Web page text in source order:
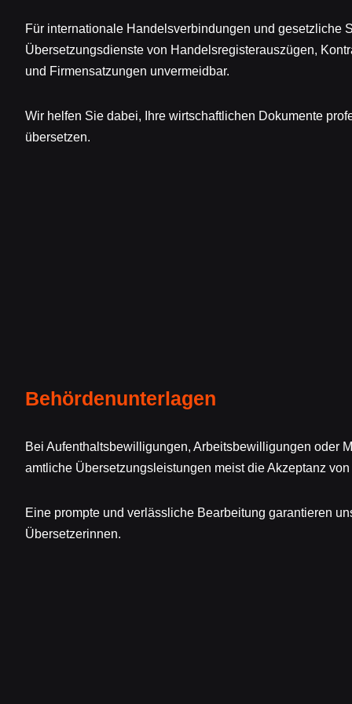
Für internationale Handelsverbindungen und gesetzliche
Übersetzungsdienste von Handelsregisterauszügen,
und Firmensatzungen unvermeidbar.
Wir helfen Sie dabei, Ihre wirtschaftlichen Dokumente
übersetzen.
Behördenunterlagen
Bei Aufenthaltsbewilligungen, Arbeitsbewilligungen oder
amtliche Übersetzungsleistungen meist die Akzeptanz
Eine prompte und verlässliche Bearbeitung garantieren
Übersetzerinnen.